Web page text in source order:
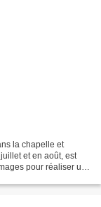
la chapelle et
et en août, est
pour réaliser un